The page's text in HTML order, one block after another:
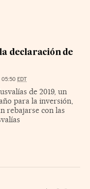
declaración de
05:50 EDT
de 2019, un
para la inversión,
rebajarse con las